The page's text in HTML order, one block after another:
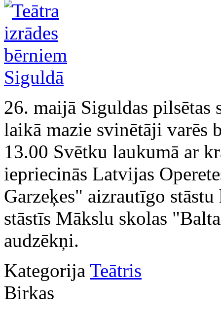
26. maijā Siguldas pilsētas
laikā mazie svinētāji varēs
13.00 Svētku laukumā ar
iepriecinās Latvijas
Garzeķes" aizrautīgo
stāstīs Mākslu skolas
audzēkņi.
Kategorija Teātris
Birkas